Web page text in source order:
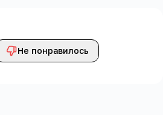
Не понравилось